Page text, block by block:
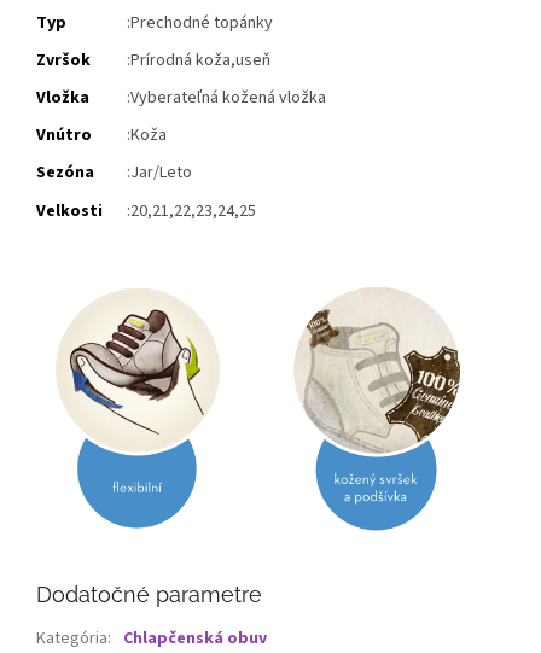
Typ
:Prechodné topánky
Zvršok
:Prírodná koža,useň
Vložka
:Vyberateľná kožená vložka
Vnútro
:Koža
Sezóna
:Jar/Leto
Velkosti
:20,21,22,23,24,25
Dodatočné parametre
Kategória: Chlapčenská obuv